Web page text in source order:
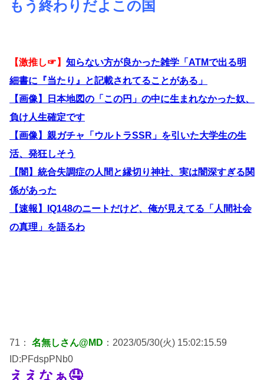
もう終わりだよこの国
【激推し☞】 知らない方が良かった雑学「ATMで出る明
細書に『当たり』と記載されてることがある」
【画像】日本地図の「この円」の中に生まれなかった奴、
負け人生確定です
【画像】親ガチャ「ウルトラSSR」を引いた大学生の生
活、発狂しそう
【闇】統合失調症の人間と縁切り神社、実は闇深すぎる関
係があった
【速報】IQ148のニートだけど、俺が見えてる「人間社会
の真理」を語るわ
71： 名無しさん@MD ：2023/05/30(火) 15:02:15.59
ID:PFdspPNb0
ええなぁ🤤